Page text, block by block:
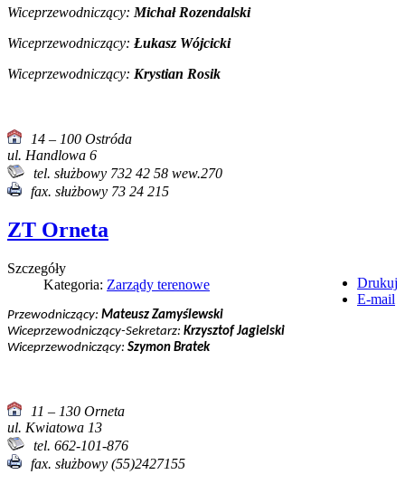
Wiceprzewodniczący: Michał Rozendalski
Wiceprzewodniczący: Łukasz Wójcicki
Wiceprzewodniczący: Krystian Rosik
14 – 100 Ostróda
ul. Handlowa 6
tel. służbowy 732 42 58 wew.270
fax. służbowy 73 24 215
ZT Orneta
Drukuj
E-mail
Szczegóły
Kategoria: Zarządy terenowe
Przewodniczący: Mateusz Zamyślewski
Wiceprzewodniczący-Sekretarz: Krzysztof Jagielski
Wiceprzewodniczący: Szymon Bratek
11 – 130 Orneta
ul. Kwiatowa 13
tel. 662-101-876
fax. służbowy (55)2427155